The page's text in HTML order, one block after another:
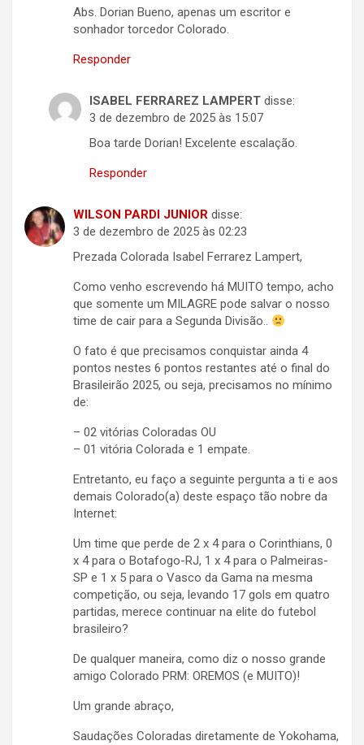
Abs. Dorian Bueno, apenas um escritor e
sonhador torcedor Colorado.
Responder
ISABEL FERRAREZ LAMPERT disse:
3 de dezembro de 2025 às 15:07
Boa tarde Dorian! Excelente escalação.
Responder
WILSON PARDI JUNIOR disse:
3 de dezembro de 2025 às 02:23
Prezada Colorada Isabel Ferrarez Lampert,
Como venho escrevendo há MUITO tempo, acho
que somente um MILAGRE pode salvar o nosso
time de cair para a Segunda Divisão..
O fato é que precisamos conquistar ainda 4
pontos nestes 6 pontos restantes até o final do
Brasileirão 2025, ou seja, precisamos no mínimo
de:
– 02 vitórias Coloradas OU
– 01 vitória Colorada e 1 empate.
Entretanto, eu faço a seguinte pergunta a ti e aos
demais Colorado(a) deste espaço tão nobre da
Internet:
Um time que perde de 2 x 4 para o Corinthians, 0
x 4 para o Botafogo-RJ, 1 x 4 para o Palmeiras-
SP e 1 x 5 para o Vasco da Gama na mesma
competição, ou seja, levando 17 gols em quatro
partidas, merece continuar na elite do futebol
brasileiro?
De qualquer maneira, como diz o nosso grande
amigo Colorado PRM: OREMOS (e MUITO)!
Um grande abraço,
Saudações Coloradas diretamente de Yokohama,